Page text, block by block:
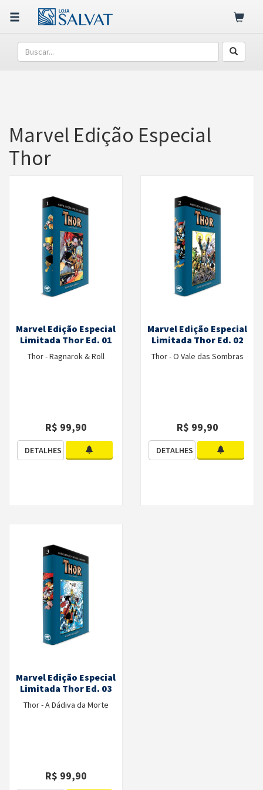
Marvel Edição Especial
Thor
Marvel Edição Especial
Limitada Thor Ed. 01
Thor - Ragnarok & Roll
R$ 99,90
DETALHES
Marvel Edição Especial
Limitada Thor Ed. 02
Thor - O Vale das Sombras
R$ 99,90
DETALHES
Marvel Edição Especial
Limitada Thor Ed. 03
Thor - A Dádiva da Morte
R$ 99,90